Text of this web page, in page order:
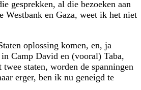
gesprekken, al die bezoeken aan
Westbank en Gaza, weet ik het niet
oplossing komen, en, ja
Camp David en (vooral) Taba,
staten, worden de spanningen
erger, ben ik nu geneigd te